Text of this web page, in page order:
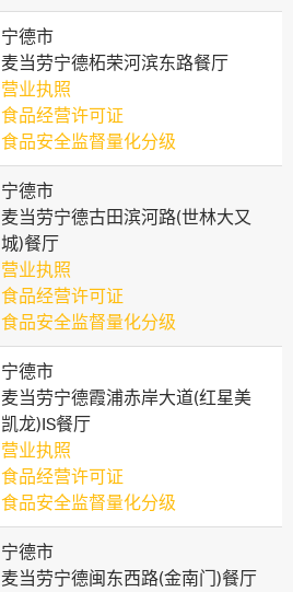
宁德市
麦当劳宁德柘荣河滨东路餐厅
营业执照
食品经营许可证
食品安全监督量化分级
宁德市
麦当劳宁德古田滨河路(世林大又
城)餐厅
营业执照
食品经营许可证
食品安全监督量化分级
宁德市
麦当劳宁德霞浦赤岸大道(红星美
凯龙)IS餐厅
营业执照
食品经营许可证
食品安全监督量化分级
宁德市
麦当劳宁德闽东西路(金南门)餐厅